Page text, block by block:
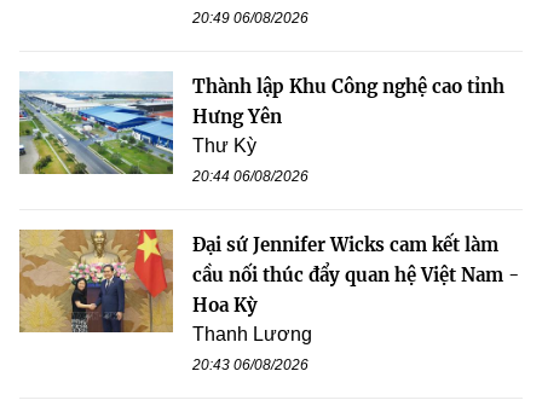
20:49 06/08/2026
Thành lập Khu Công nghệ cao tỉnh
Hưng Yên
Thư Kỳ
20:44 06/08/2026
Đại sứ Jennifer Wicks cam kết làm
cầu nối thúc đẩy quan hệ Việt Nam -
Hoa Kỳ
Thanh Lương
20:43 06/08/2026